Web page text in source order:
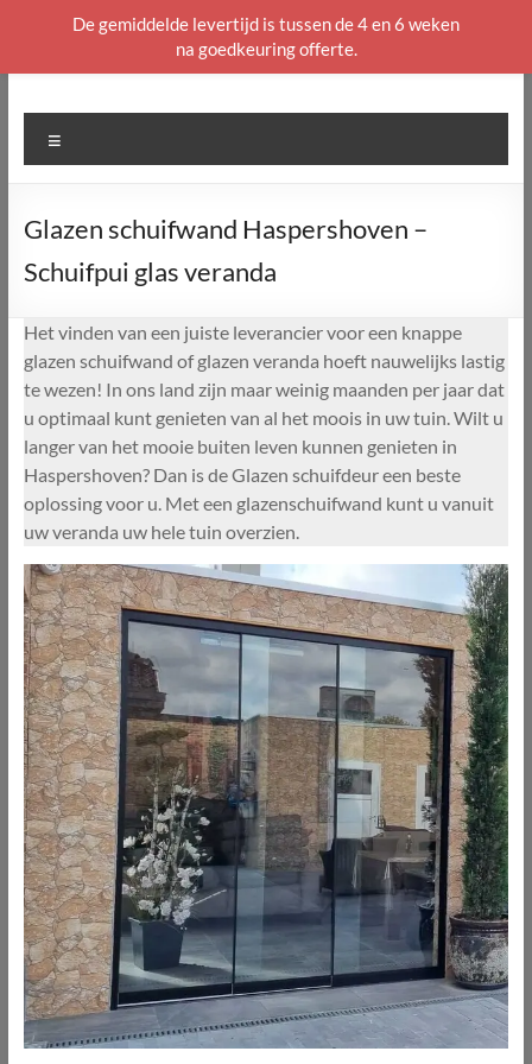
naar
Glazen schuifwand Haspershoven –
Schuifpui glas veranda
Het vinden van een juiste leverancier voor een knappe
glazen schuifwand of glazen veranda hoeft nauwelijks lastig
te wezen! In ons land zijn maar weinig maanden per jaar dat
u optimaal kunt genieten van al het moois in uw tuin. Wilt u
langer van het mooie buiten leven kunnen genieten in
Haspershoven? Dan is de Glazen schuifdeur een beste
oplossing voor u. Met een glazenschuifwand kunt u vanuit
uw veranda uw hele tuin overzien.
De gemiddelde levertijd is tussen de 4 en 6 weken
na goedkeuring offerte.